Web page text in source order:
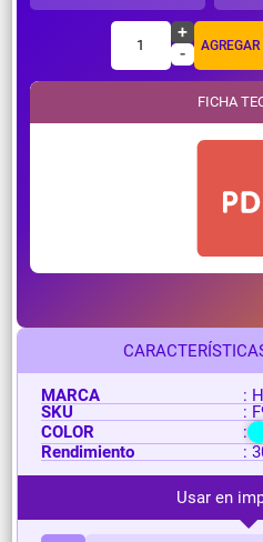
MARCA
:
SKU
:
COLOR
:
Rendimiento
:
Usar en
1
+
-
FICHA